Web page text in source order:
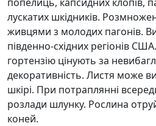
лускатих шкідників.
живцями з молодих пагонів.
південно-східних регіонів
гортензію цінують за
декоративність. Листя може
шкірі. При потраплянні
розлади шлунку. Рослина
коней.